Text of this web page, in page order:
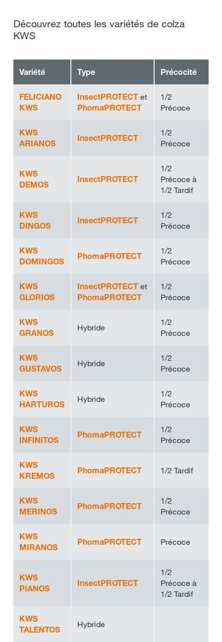
Découvrez toutes les variétés de colza
KWS
Variété Type Précocité
FELICIANO
KWS
InsectPROTECT et
PhomaPROTECT
1/2
Précoce
KWS
ARIANOS
InsectPROTECT
1/2
Précoce
KWS
DEMOS
InsectPROTECT
1/2
Précoce à
1/2 Tardif
KWS
DINGOS
InsectPROTECT
1/2
Précoce
KWS
DOMINGOS
PhomaPROTECT
1/2
Précoce
KWS
GLORIOS
InsectPROTECT et
PhomaPROTECT
1/2
Précoce
KWS
GRANOS
Hybride
1/2
Précoce
KWS
GUSTAVOS
Hybride
1/2
Précoce
KWS
HARTUROS
Hybride
1/2
Précoce
KWS
INFINITOS
PhomaPROTECT
1/2
Précoce
KWS
KREMOS
PhomaPROTECT 1/2 Tardif
KWS
MERINOS
PhomaPROTECT
1/2
Précoce
KWS
MIRANOS
PhomaPROTECT Précoce
KWS
PIANOS
InsectPROTECT
1/2
Précoce à
1/2 Tardif
KWS
TALENTOS
Hybride